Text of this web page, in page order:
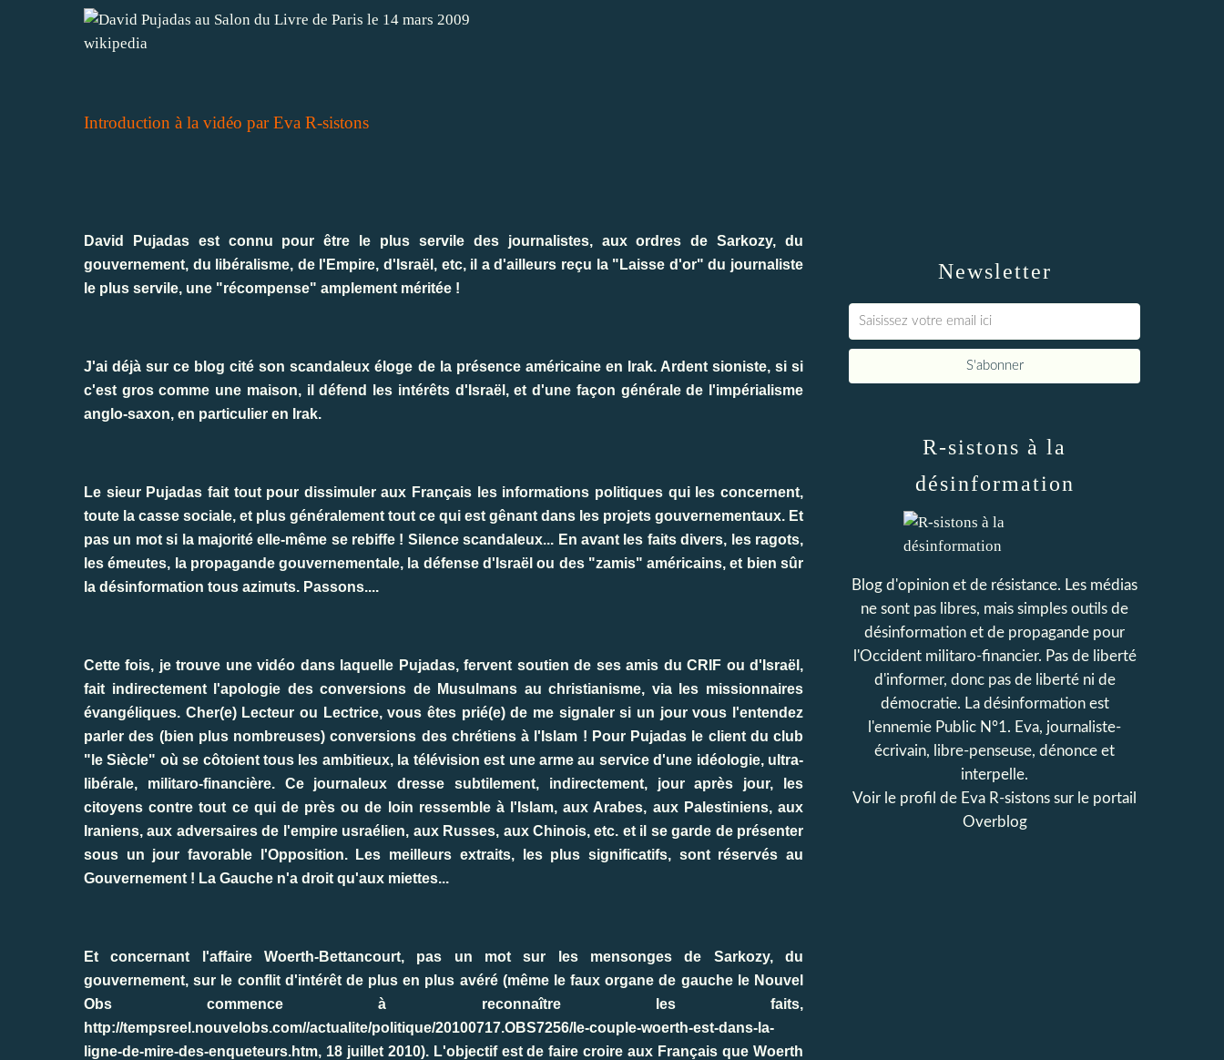
wikipedia
Introduction à la vidéo par Eva R-sistons
David Pujadas est connu pour être le plus servile des journalistes, aux ordres de Sarkozy, du
gouvernement, du libéralisme, de l'Empire, d'Israël, etc, il a d'ailleurs reçu la "Laisse d'or" du journaliste
le plus servile, une "récompense" amplement méritée !
J'ai déjà sur ce blog cité son scandaleux éloge de la présence américaine en Irak. Ardent sioniste, si si
c'est gros comme une maison, il défend les intérêts d'Israël, et d'une façon générale de l'impérialisme
anglo-saxon, en particulier en Irak.
Le sieur Pujadas fait tout pour dissimuler aux Français les informations politiques qui les concernent,
toute la casse sociale, et plus généralement tout ce qui est gênant dans les projets gouvernementaux. Et
pas un mot si la majorité elle-même se rebiffe ! Silence scandaleux... En avant les faits divers, les ragots,
les émeutes, la propagande gouvernementale, la défense d'Israël ou des "zamis" américains, et bien sûr
la désinformation tous azimuts. Passons....
Cette fois, je trouve une vidéo dans laquelle Pujadas, fervent soutien de ses amis du CRIF ou d'Israël,
fait indirectement l'apologie des conversions de Musulmans au christianisme, via les missionnaires
évangéliques. Cher(e) Lecteur ou Lectrice, vous êtes prié(e) de me signaler si un jour vous l'entendez
parler des (bien plus nombreuses) conversions des chrétiens à l'Islam ! Pour Pujadas le client du club
"le Siècle" où se côtoient tous les ambitieux, la télévision est une arme au service d'une idéologie, ultra-
libérale, militaro-financière. Ce journaleux dresse subtilement, indirectement, jour après jour, les
citoyens contre tout ce qui de près ou de loin ressemble à l'Islam, aux Arabes, aux Palestiniens, aux
Iraniens, aux adversaires de l'empire usraélien, aux Russes, aux Chinois, etc. et il se garde de présenter
sous un jour favorable l'Opposition. Les meilleurs extraits, les plus significatifs, sont réservés au
Gouvernement ! La Gauche n'a droit qu'aux miettes...
Et concernant l'affaire Woerth-Bettancourt, pas un mot sur les mensonges de Sarkozy, du
gouvernement, sur le conflit d'intérêt de plus en plus avéré (même le faux organe de gauche le Nouvel
Obs commence à reconnaître les faits,
http://tempsreel.nouvelobs.com//actualite/politique/20100717.OBS7256/le-couple-woerth-est-dans-la-
ligne-de-mire-des-enqueteurs.htm, 18 juillet 2010). L'objectif est de faire croire aux Français que Woerth
Newsletter
R-sistons à la
désinformation
Blog d'opinion et de résistance. Les médias
ne sont pas libres, mais simples outils de
désinformation et de propagande pour
l'Occident militaro-financier. Pas de liberté
d'informer, donc pas de liberté ni de
démocratie. La désinformation est
l'ennemie Public N°1. Eva, journaliste-
écrivain, libre-penseuse, dénonce et
interpelle.
Voir le profil de Eva R-sistons sur le portail
Overblog